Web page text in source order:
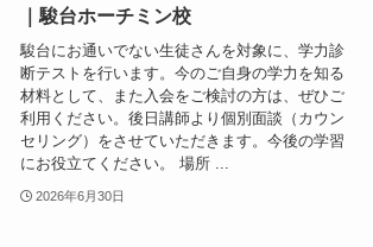
｜駿台ホーチミン校
駿台にお通いでない生徒さんを対象に、学力診
断テストを行います。今のご自身の学力を知る
材料として、また入会をご検討の方は、ぜひご
利用ください。後日講師より個別面談（カウン
セリング）をさせていただきます。今後の学習
にお役立てください。 場所 ...
2026年6月30日